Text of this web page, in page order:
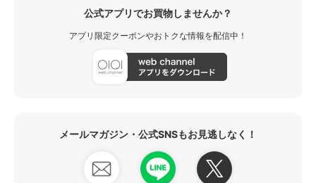
公式アプリでお買物しませんか？
アプリ限定クーポンやおトクな情報を配信中！
メールマガジン・公式SNSもお見逃しなく！